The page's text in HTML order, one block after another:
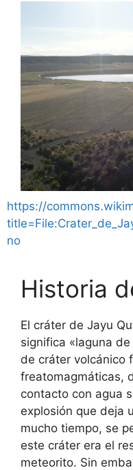
https://
no
Historia
El cráter de Jayu
significa «laguna
de cráter volcánico
freatomagmáticas,
contacto con agua
explosión que deja
mucho tiempo, se
este cráter era el
meteorito. Sin